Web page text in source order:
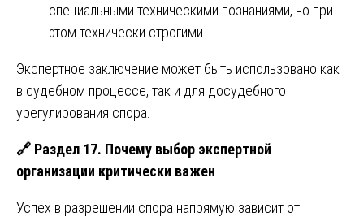
специальными техническими познаниями, но при
этом технически строгими.
Экспертное заключение может быть использовано как
в судебном процессе, так и для досудебного
урегулирования спора.
🔗 Раздел 17. Почему выбор экспертной
организации критически важен
Успех в разрешении спора напрямую зависит от